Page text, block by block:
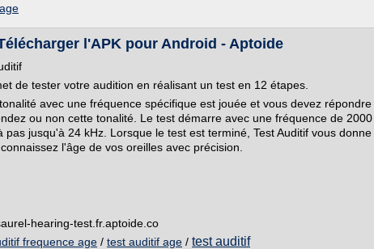
l'APK pour Android - Aptoide
de tester votre audition en réalisant un test en 12 étapes.
avec une fréquence spécifique est jouée et vous devez répondre
ou non cette tonalité. Le test démarre avec une fréquence de 2000
pas jusqu'à 24 kHz. Lorsque le test est terminé, Test Auditif vous donne
l'âge de vos oreilles avec précision.
hearing-test.fr.aptoide.co
frequence age / test auditif age / test auditif